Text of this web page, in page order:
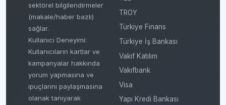
sektörel bilgilendirmeler
(makale/haber bazlı)
sağlar.
Kullanıcı Deneyimi:
Kullanıcıların kartlar ve
kampanyalar hakkında
yorum yapmasına ve
ipuçlarını paylaşmasına
olanak tanıyarak
TROY
Türkiye Finans
Türkiye İş Bankası
Vakıf Katılım
Vakıfbank
Visa
Yapı Kredi Bankası